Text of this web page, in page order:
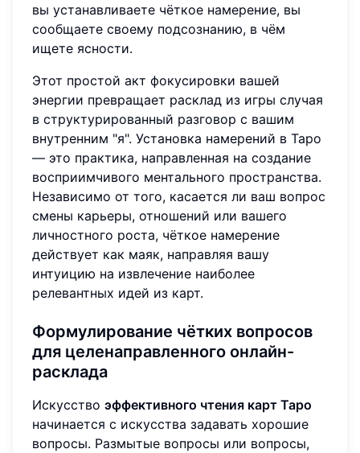
вы устанавливаете чёткое намерение, вы
сообщаете своему подсознанию, в чём
ищете ясности.
Этот простой акт фокусировки вашей
энергии превращает расклад из игры случая
в структурированный разговор с вашим
внутренним "я". Установка намерений в Таро
— это практика, направленная на создание
восприимчивого ментального пространства.
Независимо от того, касается ли ваш вопрос
смены карьеры, отношений или вашего
личностного роста, чёткое намерение
действует как маяк, направляя вашу
интуицию на извлечение наиболее
релевантных идей из карт.
Формулирование чётких вопросов
для целенаправленного онлайн-
расклада
Искусство эффективного чтения карт Таро
начинается с искусства задавать хорошие
вопросы. Размытые вопросы или вопросы,